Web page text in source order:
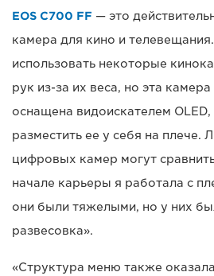
EOS C700 FF — это
камера для кино и
использовать некоторые
рук из-за их веса, но эта
оснащена видоискателем
разместить ее у себя на плече.
цифровых камер могут
начале карьеры я работала с
они были тяжелыми, но у них
развесовка».
«Структура меню также